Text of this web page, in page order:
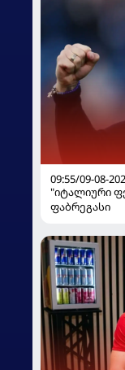
09:55/09-08-
"იტალიური
ფაბრეგასი